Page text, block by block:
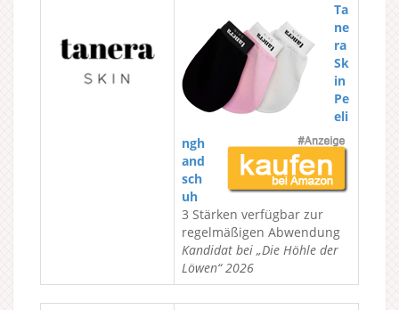
Ta
ne
ra
Sk
in
Pe
eli
ngh
and
sch
uh
3 Stärken verfügbar zur
regelmäßigen Abwendung
Kandidat bei „Die Höhle der
Löwen“ 2026